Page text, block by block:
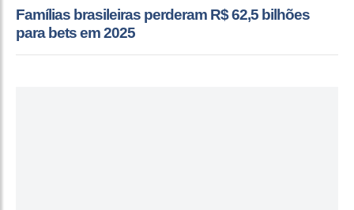
Famílias brasileiras perderam R$ 62,5 bilhões
para bets em 2025